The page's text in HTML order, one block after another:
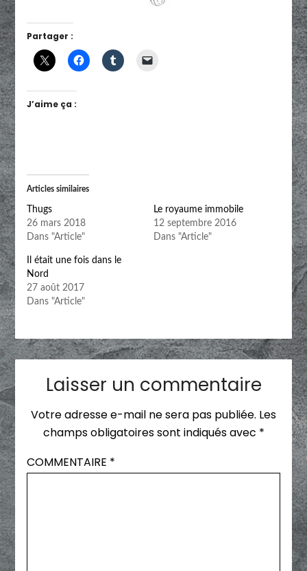
Partager :
J’aime ça :
Articles similaires
Thugs
26 mars 2018
Dans "Article"
Le royaume immobile
12 septembre 2016
Dans "Article"
Il était une fois dans le
Nord
27 août 2017
Dans "Article"
Laisser un commentaire
Votre adresse e-mail ne sera pas publiée. Les
champs obligatoires sont indiqués avec *
COMMENTAIRE *